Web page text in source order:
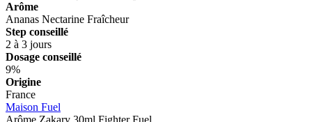
Arôme
Ananas Nectarine Fraîcheur
Step conseillé
2 à 3 jours
Dosage conseillé
9%
Origine
France
Maison Fuel